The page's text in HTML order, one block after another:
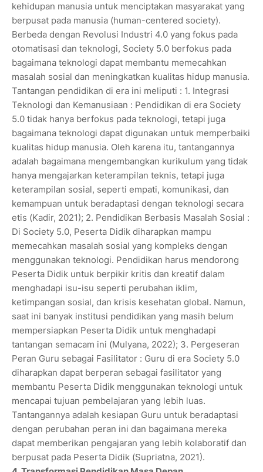
kehidupan manusia untuk menciptakan masyarakat yang
berpusat pada manusia (human-centered society).
Berbeda dengan Revolusi Industri 4.0 yang fokus pada
otomatisasi dan teknologi, Society 5.0 berfokus pada
bagaimana teknologi dapat membantu memecahkan
masalah sosial dan meningkatkan kualitas hidup manusia.
Tantangan pendidikan di era ini meliputi : 1. Integrasi
Teknologi dan Kemanusiaan : Pendidikan di era Society
5.0 tidak hanya berfokus pada teknologi, tetapi juga
bagaimana teknologi dapat digunakan untuk memperbaiki
kualitas hidup manusia. Oleh karena itu, tantangannya
adalah bagaimana mengembangkan kurikulum yang tidak
hanya mengajarkan keterampilan teknis, tetapi juga
keterampilan sosial, seperti empati, komunikasi, dan
kemampuan untuk beradaptasi dengan teknologi secara
etis (Kadir, 2021); 2. Pendidikan Berbasis Masalah Sosial :
Di Society 5.0, Peserta Didik diharapkan mampu
memecahkan masalah sosial yang kompleks dengan
menggunakan teknologi. Pendidikan harus mendorong
Peserta Didik untuk berpikir kritis dan kreatif dalam
menghadapi isu-isu seperti perubahan iklim,
ketimpangan sosial, dan krisis kesehatan global. Namun,
saat ini banyak institusi pendidikan yang masih belum
mempersiapkan Peserta Didik untuk menghadapi
tantangan semacam ini (Mulyana, 2022); 3. Pergeseran
Peran Guru sebagai Fasilitator : Guru di era Society 5.0
diharapkan dapat berperan sebagai fasilitator yang
membantu Peserta Didik menggunakan teknologi untuk
mencapai tujuan pembelajaran yang lebih luas.
Tantangannya adalah kesiapan Guru untuk beradaptasi
dengan perubahan peran ini dan bagaimana mereka
dapat memberikan pengajaran yang lebih kolaboratif dan
berpusat pada Peserta Didik (Supriatna, 2021).